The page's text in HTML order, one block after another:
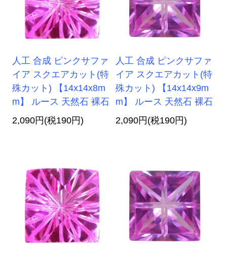
人工 合成 ピンクサファ
イア スクエアカット(特
殊カット) 【14x14x8m
m】 ルース 天然石 裸石
2,090円(税190円)
人工 合成 ピンクサファ
イア スクエアカット(特
殊カット) 【14x14x9m
m】 ルース 天然石 裸石
2,090円(税190円)